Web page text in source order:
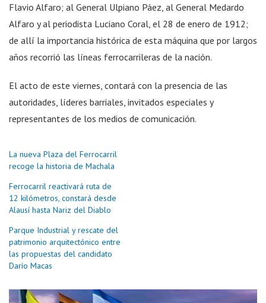
Flavio Alfaro; al General Ulpiano Páez, al General Medardo
Alfaro y al periodista Luciano Coral, el 28 de enero de 1912;
de allí la importancia histórica de esta máquina que por largos
años recorrió las líneas ferrocarrileras de la nación.
El acto de este viernes, contará con la presencia de las
autoridades, líderes barriales, invitados especiales y
representantes de los medios de comunicación.
La nueva Plaza del Ferrocarril
recoge la historia de Machala
Ferrocarril reactivará ruta de
12 kilómetros, constará desde
Alausí hasta Nariz del Diablo
Parque Industrial y rescate del
patrimonio arquitectónico entre
las propuestas del candidato
Darío Macas